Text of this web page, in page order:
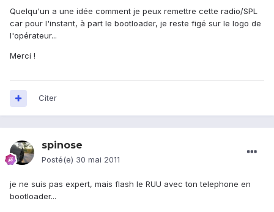
Quelqu'un a une idée comment je peux remettre cette radio/SPL
car pour l'instant, à part le bootloader, je reste figé sur le logo de
l'opérateur...
Merci !
Citer
spinose
Posté(e) 30 mai 2011
je ne suis pas expert, mais flash le RUU avec ton telephone en
bootloader...